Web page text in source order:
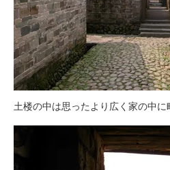
土楼の中は思ったより広く家の中に